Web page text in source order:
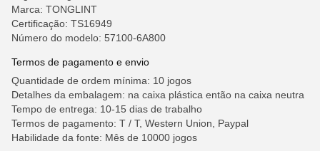
Marca: TONGLINT
Certificação: TS16949
Número do modelo: 57100-6A800
Termos de pagamento e envio
Quantidade de ordem mínima: 10 jogos
Detalhes da embalagem: na caixa plástica então na caixa neutra
Tempo de entrega: 10-15 dias de trabalho
Termos de pagamento: T / T, Western Union, Paypal
Habilidade da fonte: Mês de 10000 jogos